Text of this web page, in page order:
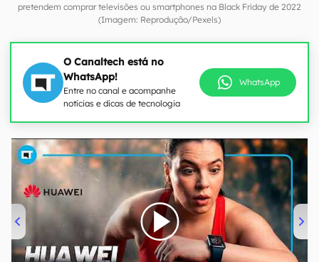
pretendem comprar televisões ou smartphones na Black Friday de 2022
(Imagem: Reprodução/Pexels)
O Canaltech está no
WhatsApp!
Entre no canal e acompanhe
notícias e dicas de tecnologia
WhatsApp